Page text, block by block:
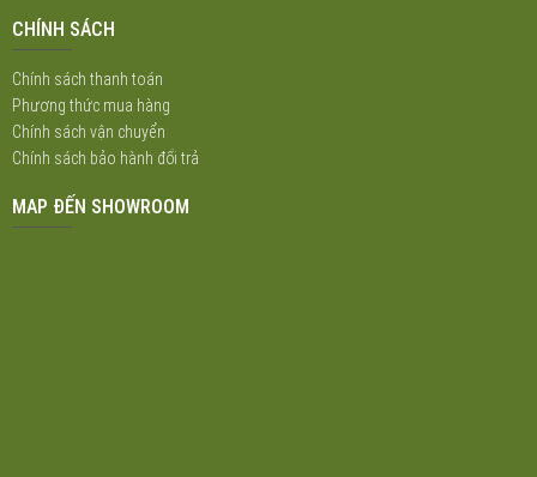
CHÍNH SÁCH
Chính sách thanh toán
Phương thức mua hàng
Chính sách vận chuyển
Chính sách bảo hành đổi trả
MAP ĐẾN SHOWROOM